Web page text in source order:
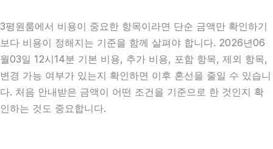
3평원룸에서 비용이 중요한 항목이라면 단순 금액만 확인하기
보다 비용이 정해지는 기준을 함께 살펴야 합니다. 2026년06
월03일 12시14분 기본 비용, 추가 비용, 포함 항목, 제외 항목,
변경 가능 여부가 있는지 확인하면 이후 혼선을 줄일 수 있습니
다. 처음 안내받은 금액이 어떤 조건을 기준으로 한 것인지 확
인하는 것도 중요합니다.